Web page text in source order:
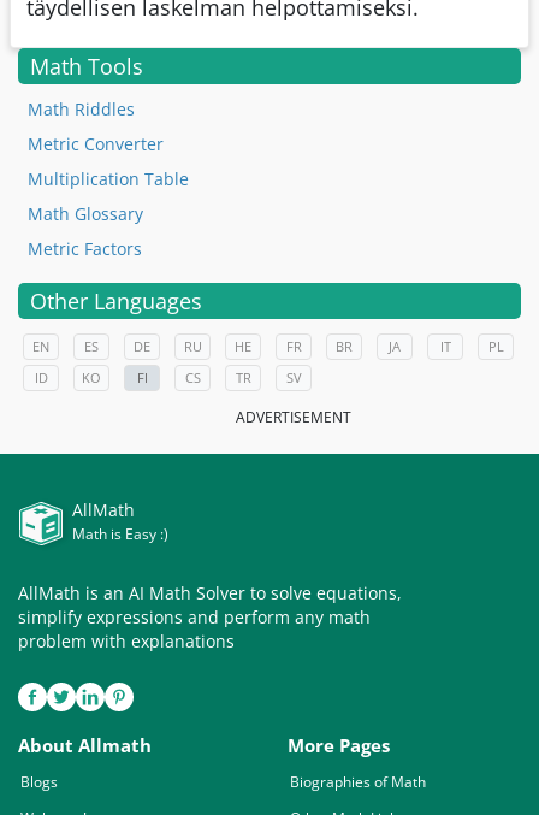
täydellisen laskelman helpottamiseksi.
Math Tools
Math Riddles
Metric Converter
Multiplication Table
Math Glossary
Metric Factors
Other Languages
EN ES DE RU HE FR BR JA IT
PL
ID
KO FI CS TR SV
ADVERTISEMENT
AllMath
Math is Easy :)
AllMath is an AI Math Solver to solve equations,
simplify expressions and perform any math
problem with explanations
About Allmath
Blogs
More Pages
Biographies of Math